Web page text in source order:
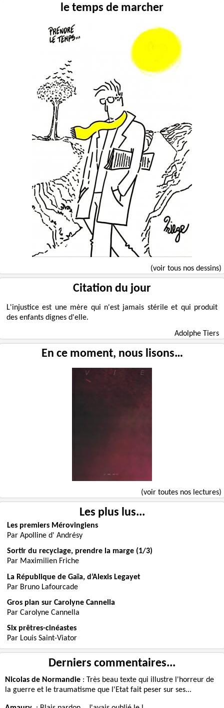
le temps de marcher
(voir tous nos dessins)
Citation du jour
L'injustice est une mère qui n'est jamais stérile et qui produit
des enfants dignes d'elle.
Adolphe Tiers
En ce moment, nous lisons…
(voir toutes nos lectures)
Les plus lus...
Les premiers Mérovingiens
Par Apolline d' Andrésy
Sortir du recyclage, prendre la marge (1/3)
Par Maximilien Friche
La République de Gaïa, d’Alexis Legayet
Par Bruno Lafourcade
Gros plan sur Carolyne Cannella
Par Carolyne Cannella
Six prêtres-cinéastes
Par Louis Saint-Viator
Derniers commentaires...
Nicolas de Normandie: Très beau texte qui illustre l'horreur de
la guerre et le traumatisme que l'Etat fait peser sur ses...